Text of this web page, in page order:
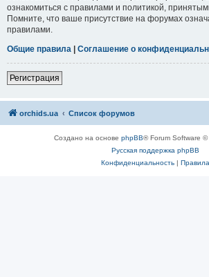
ознакомиться с правилами и политикой,
Помните, что ваше присутствие на форумах
правилами.
Общие правила | Соглашение о
Регистрация
orchids.ua Список форумов
Создано на основе phpBB® Forum Software ©
Русская поддержка phpBB
Конфиденциальность| Правила